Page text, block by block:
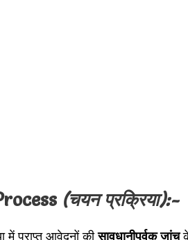
(चयन प्रक्रिया):-
में प्राप्त आवेदनों कीसावधानीपूर्वक जांच